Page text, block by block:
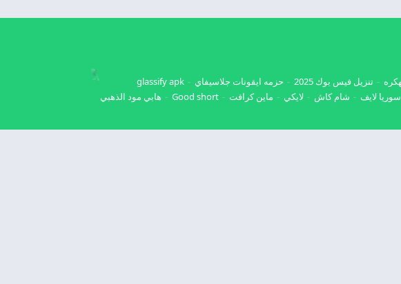
تنزيل فيس بوك 2025 حزمه ايقونات جلاسيفاي
glassify apk
سوريا لايف شام كاش لايكي ماين كرافت Good short
هابي مود الذهبي